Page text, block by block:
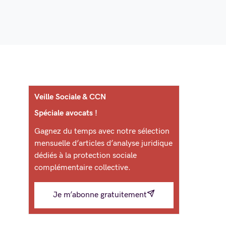
Veille Sociale & CCN
Spéciale avocats !
Gagnez du temps avec notre sélection
mensuelle d’articles d’analyse juridique
dédiés à la protection sociale
complémentaire collective.
Je m’abonne gratuitement